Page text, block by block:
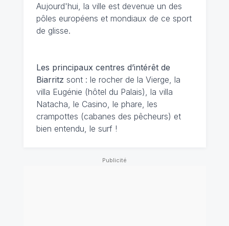
Aujourd'hui, la ville est devenue un des
pôles européens et mondiaux de ce sport
de glisse.
Les principaux centres d’intérêt de
Biarritz sont : le rocher de la Vierge, la
villa Eugénie (hôtel du Palais), la villa
Natacha, le Casino, le phare, les
crampottes (cabanes des pêcheurs) et
bien entendu, le surf !